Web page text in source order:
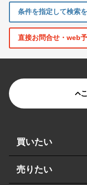
条件を指定して検索
直接お問合せ・web
買いたい
売りたい